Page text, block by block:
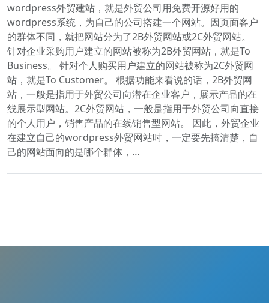
wordpress外贸建站，就是外贸公司用免费开源好用的
wordpress系统，为自己的公司搭建一个网站。因页面客户
的群体不同，就把网站分为了2B外贸网站或2C外贸网站。
针对企业采购用户建立的网站被称为2B外贸网站，就是To
Business。 针对个人购买用户建立的网站被称为2C外贸网
站，就是To Customer。 根据功能来看说的话，2B外贸网
站，一般是指用于外贸公司向潜在企业客户，展示产品的在
线展示型网站。2C外贸网站，一般是指用于外贸公司向直接
的个人用户，销售产品的在线销售型网站。 因此，外贸企业
在建立自己的wordpress外贸网站时，一定要先搞清楚，自
己的网站面向的是哪个群体，…